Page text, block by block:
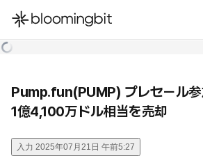
한국어
Pump.fun(PUMP) プレセール参
1億4,100万ドル相当を売却
入力 2025年07月21日 午前5:27